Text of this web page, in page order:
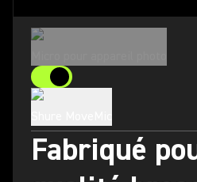
Fabriqué